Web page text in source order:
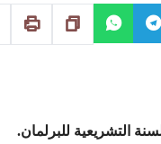
التشريعية للبرلمان.